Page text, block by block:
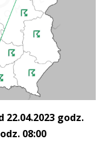
22.04.2023 godz.
08:00